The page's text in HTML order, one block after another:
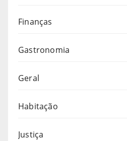
Finanças
Gastronomia
Geral
Habitação
Justiça